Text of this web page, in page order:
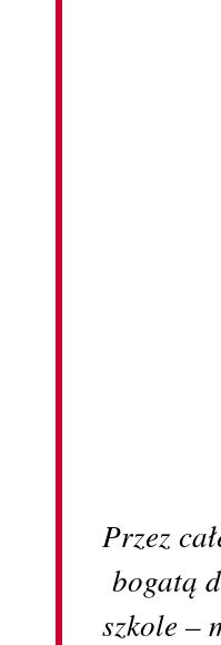
Przez
bogatą
szkole –